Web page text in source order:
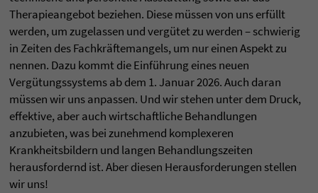
Therapieangebot beziehen. Diese müssen von uns erfüllt
werden, um zugelassen und vergütet zu werden – schwierig
in Zeiten des Fachkräftemangels, um nur einen Aspekt zu
nennen. Dazu kommt die Einführung eines neuen
Vergütungssystems ab dem 1. Januar 2026. Auch daran
müssen wir uns anpassen. Und wir stehen unter dem Druck,
effektive, aber auch wirtschaftliche Behandlungen
anzubieten, was bei zunehmend komplexeren
Krankheitsbildern und langen Behandlungszeiten
herausfordernd ist. Aber diesen Herausforderungen stellen
wir uns!